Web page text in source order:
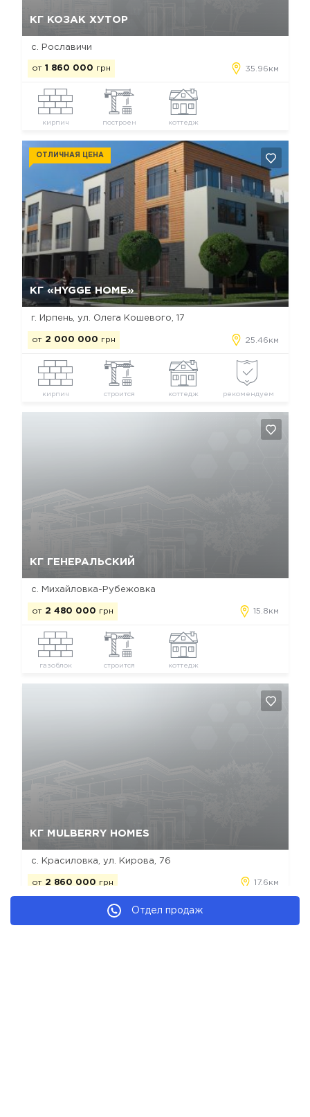
Отдел продаж
КГ КОЗАК ХУТОР
с. Рославичи
от 1 860 000 грн 35.96км
кирпич построен коттедж
КГ «HYGGE HOME»
ОТЛИЧНАЯ ЦЕНА
г. Ирпень, ул. Олега Кошевого, 17
от 2 000 000 грн 25.46км
кирпич строится коттедж рекомендуем
КГ ГЕНЕРАЛЬСКИЙ
с. Михайловка-Рубежовка
от 2 480 000 грн 15.8км
газоблок строится коттедж
КГ MULBERRY HOMES
с. Красиловка, ул. Кирова, 76
от 2 860 000 грн 17.6км